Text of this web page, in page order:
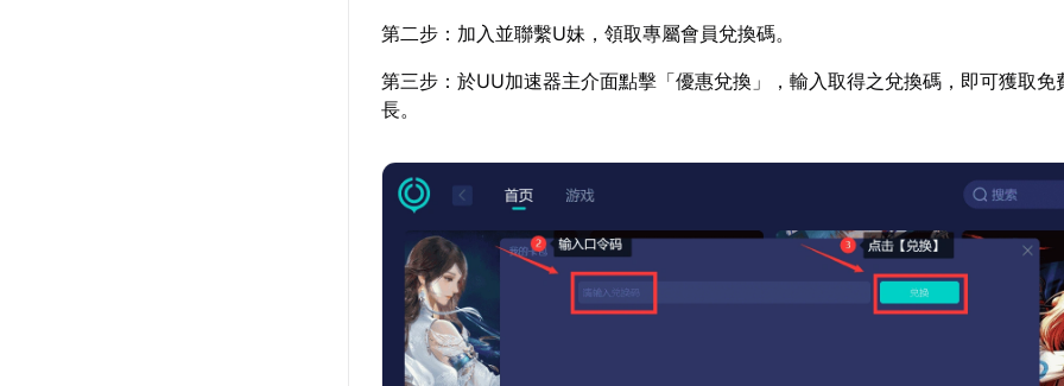
第二步：加入並聯繫U妹，領取專屬會員兌換碼。
第三步：於UU加速器主介面點擊「優惠兌換」，輸入取得之兌換碼，即可獲取免
長。